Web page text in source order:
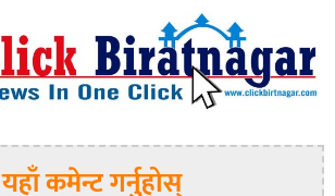
यहाँ कमेन्ट गर्नुहोस्